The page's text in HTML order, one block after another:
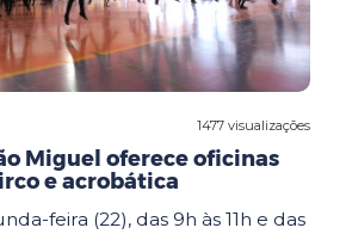
1477 visualizações
Miguel oferece oficinas
e acrobática
feira (22), das 9h às 11h e das